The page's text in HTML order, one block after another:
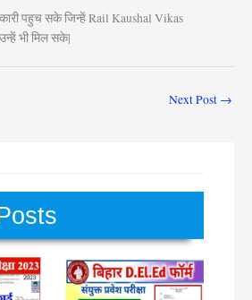
पहुच सके जिन्हें Rail Kaushal Vikas
भी मिल सके|
Next Post →